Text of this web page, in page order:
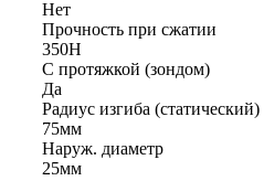
Нет
Прочность при сжатии
350Н
С протяжкой (зондом)
Да
Радиус изгиба (статический)
75мм
Наруж. диаметр
25мм